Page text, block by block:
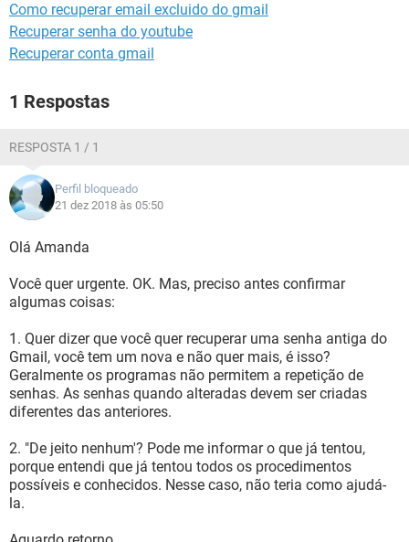
Como recuperar email excluido do gmail
Recuperar senha do youtube
Recuperar conta gmail
1 Respostas
RESPOSTA 1 / 1
Perfil bloqueado
21 dez 2018 às 05:50
Olá Amanda
Você quer urgente. OK. Mas, preciso antes confirmar
algumas coisas:
1. Quer dizer que você quer recuperar uma senha antiga do
Gmail, você tem um nova e não quer mais, é isso?
Geralmente os programas não permitem a repetição de
senhas. As senhas quando alteradas devem ser criadas
diferentes das anteriores.
2. "De jeito nenhum'? Pode me informar o que já tentou,
porque entendi que já tentou todos os procedimentos
possíveis e conhecidos. Nesse caso, não teria como ajudá-
la.